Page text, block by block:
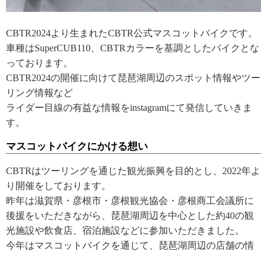
CBTR2024より生まれたCBTR公式マスコットバイクです。
車種はSuperCUB110、CBTRカラーを基調としたバイクとな
っております。
CBTR2024の開催に向けて琵琶湖周辺のスポット情報やツー
リング情報など
ライダー目線の有益な情報をinstagramにて発信していきま
す。
マスコットバイクにかける想い
CBTRはツーリングを通じた観光振興を目的とし、2022年よ
り開催をしております。
昨年は滋賀県・彦根市・彦根観光協会・彦根商工会議所に
後援をいただきながら、琵琶湖周辺を中心とした約40の観
光施設や飲食店、宿泊施設などに参加いただきました。
今年はマスコットバイクを通じて、琵琶湖周辺の店舗の情